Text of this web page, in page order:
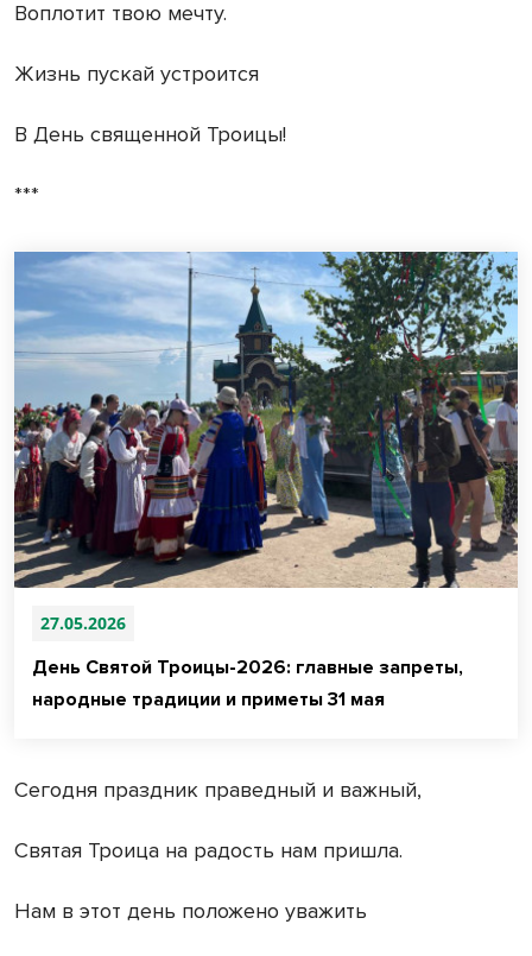
Воплотит твою мечту.
Жизнь пускай устроится
В День священной Троицы!
***
27.05.2026
День Святой Троицы-2026: главные запреты,
народные традиции и приметы 31 мая
Сегодня праздник праведный и важный,
Святая Троица на радость нам пришла.
Нам в этот день положено уважить